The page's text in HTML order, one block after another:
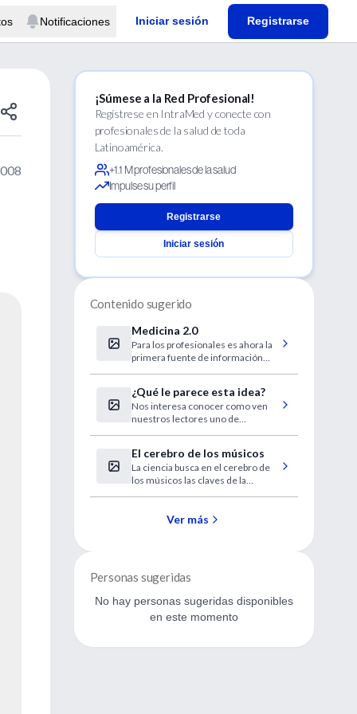
Notificaciones Iniciar sesión Registrarse
¡Súmese a la Red Profesional!
Regístrese en IntraMed y conecte con
profesionales de la salud de toda
Latinoamérica.
+1.1 M profesionales de la salud
Impulse su perfil
Registrarse
Iniciar sesión
Contenido sugerido
Medicina 2.0
Para los profesionales es ahora la
primera fuente de información
manera de entenderse entre
facultativos y clientes.
¿Qué le parece esta idea?
Nos interesa conocer como ven
nuestros lectores uno de
El cerebro de los músicos
La ciencia busca en el cerebro de
los músicos las claves de la
Ver más
Personas sugeridas
No hay personas sugeridas disponibles
en este momento